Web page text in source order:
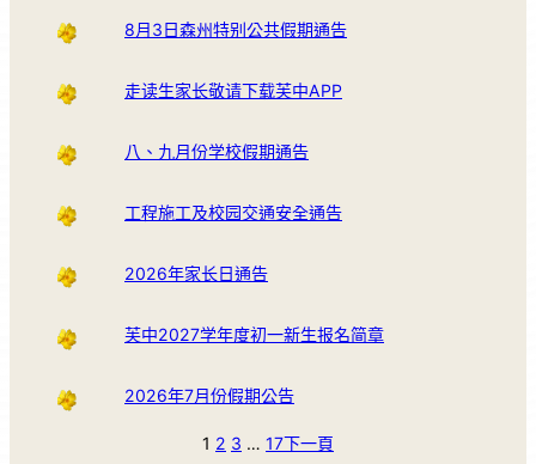
8月3日森州特别公共假期通告
走读生家长敬请下载芙中APP
八、九月份学校假期通告
工程施工及校园交通安全通告
2026年家长日通告
芙中2027学年度初一新生报名简章
2026年7月份假期公告
1 2 3 … 17下一頁